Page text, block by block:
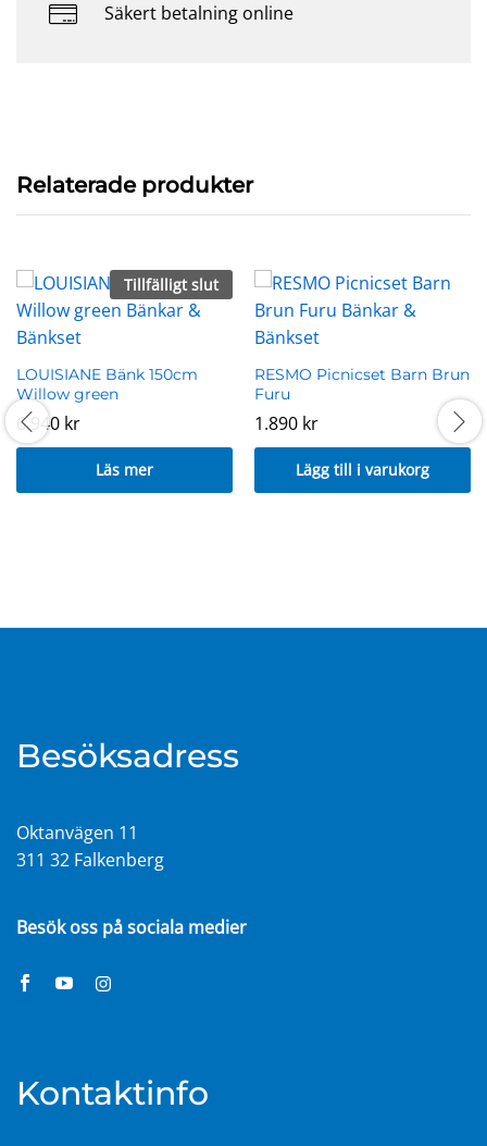
Säkert betalning online
Relaterade produkter
Tillfälligt slut
LOUISIANE Bänk 150cm
Willow green
6.940 kr
Läs mer
RESMO Picnicset Barn Brun
Furu
1.890 kr
Lägg till i varukorg
Besöksadress
Oktanvägen 11
311 32 Falkenberg
Besök oss på sociala medier
Kontaktinfo